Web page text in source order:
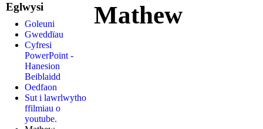
Eglwysi
Goleuni
Gweddïau
Cyfresi
PowerPoint -
Hanesion
Beiblaidd
Oedfaon
Sut i lawrlwytho
ffilmiau o
youtube.
Mathew